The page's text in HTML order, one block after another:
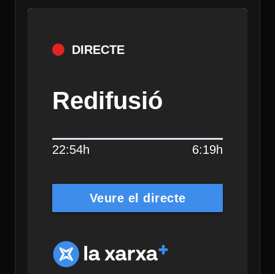
DIRECTE
Redifusió
22:54h 6:19h
Veure el directe